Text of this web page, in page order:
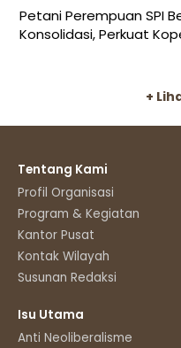
Petani Perempuan SPI
Konsolidasi, Perkuat
+
Tentang Kami
Profil Organisasi
Program & Kegiatan
Kantor Pusat
Kontak Wilayah
Susunan Redaksi
Isu Utama
Anti Neoliberalisme